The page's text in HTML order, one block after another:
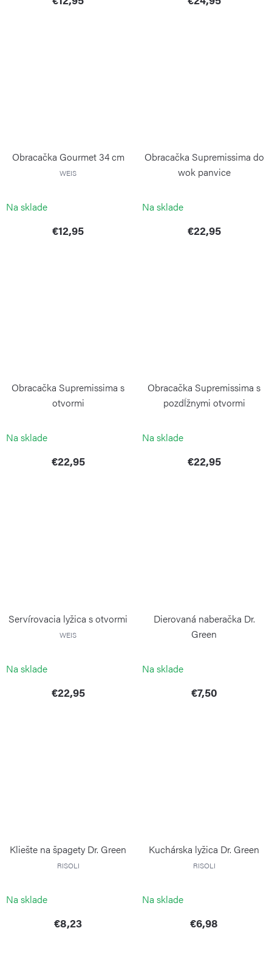
Obracačka Gourmet 34 cm
WEIS
Na sklade
€12,95
Obracačka Supremissima do
wok panvice
Na sklade
€22,95
Obracačka Supremissima s
otvormi
Na sklade
€22,95
Obracačka Supremissima s
pozdĺžnymi otvormi
Na sklade
€22,95
Servírovacia lyžica s otvormi
WEIS
Na sklade
€22,95
Dierovaná naberačka Dr.
Green
Na sklade
€7,50
Kliešte na špagety Dr. Green
RISOLI
Na sklade
€8,23
Kuchárska lyžica Dr. Green
RISOLI
Na sklade
€6,98